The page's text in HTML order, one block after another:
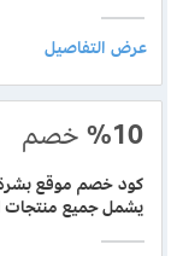
%10 خصم
يشمل جميع منتجات